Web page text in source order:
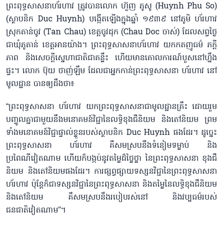
ព្រះពុទ្ធសាសនាហ័រហាវ ត្រូវបានលោក ហ៊ួញ ភូសូ (Huynh Phu So)
(ស្ថាបនិក Duc Huynh) បង្កើតឡើងក្នុងឆ្នាំ ១៩៣៩ នៅភូមិ ហ័រហាវ
ស្រុកតាន់ចូវ (Tan Chau) ខេត្តចូវដុក (Chau Doc ចាស់) ដែលសព្វថ្ងៃ
ជាឃុំភូតាន់ ខេត្តអានយ៉ាង។ ព្រះពុទ្ធសាសនាហ័រហាវ យកកតញូធម៌ ភក្ដី
ភាព និងសេចក្ដីស្នេហាជាតិជាគន្លឹះ ហើយមានគោលការណ៍បួសនៅហ្នឹង
ផ្ទះ។ លោក ប៊ុយ ថាញ់ឡឹម​ ដែលជាអ្នកកាន់ព្រះពុទ្ធសាសនា ហ័រហាវ នៅ
មូលដ្ឋាន បានឲ្យដឹងថា៖
“ព្រះពុទ្ធសាសនា ហ័រហាវ យកព្រះពុទ្ធសាសនាជាមូលដ្ឋានគ្រឹះ ដោយរួម
បញ្ចូលគ្នាជាមួយនឹងមនោគមន៍វិជ្ជានៃលទ្ធិខុងជឺនិយម និងតៅនិយម ព្រម
ទាំងមនោគមន៍វិជ្ជាផ្ទាល់ខ្លួនរបស់ស្ថាបនិក Duc Huynh ផងដែរ។ ដូច្នេះ
ព្រះពុទ្ធសាសនា ហ័រហាវ គឺសមស្របនឹងទំនៀមទម្លាប់ និង
ប្រពៃណីវៀតណាម ហើយក៏បង្កប់នូវតម្លៃដ៏ថ្លៃថ្លា នៃព្រះពុទ្ធសាសនា ខុងជឺ
និយម និងតៅនិយមផងដែរ។ ការផ្សព្វផ្សាយទស្សនវិជ្ជានៃព្រះពុទ្ធសាសនា
ហ័រហាវ ប៉ុន្តែក៏ជាទស្សនវិជ្ជានៃព្រះពុទ្ធសាសនា និងតម្លៃនៃលទ្ធិខុងជឺនិយម
និងតៅនិយម គឺសមស្របនឹងរបៀបរស់នៅ និងវប្បធម៌របស់
ជនជាតិវៀតណាម”។